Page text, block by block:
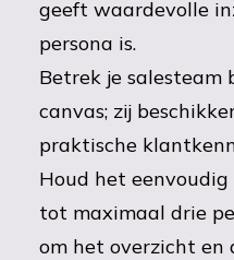
geeft waardevolle
persona is.
Betrek je salesteam
canvas; zij
praktische
Houd het
tot maximaal drie
om het overzicht en